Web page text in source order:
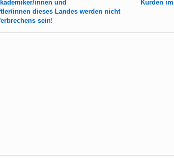
innen und
innen dieses Landes werden nicht
sein!
Kurden